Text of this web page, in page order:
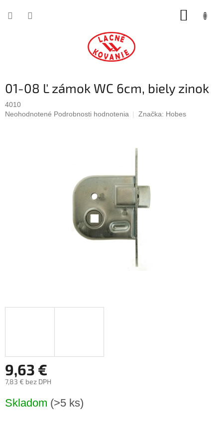
01-08 Ľ zámok WC 6cm, biely zinok
4010
Priemerné
Neohodnotené Podrobnosti hodnotenia Značka: Hobes
9,63 €
7,83 € bez DPH
cena:
Skladom (>5 ks)